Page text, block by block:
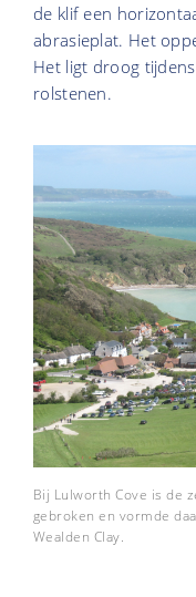
de klif een
abrasieplat. Het
Het ligt droog
rolstenen.
Bij Lulworth Cove is de
gebroken en vormde
Wealden Clay.